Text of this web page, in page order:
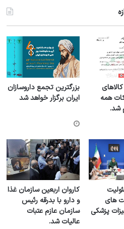
همه
شد.
بزرگترین تجمع داروسازان
ایران برگزار خواهد شد
های
پزشکی
کاروان اربعین سازمان غذا
و دارو با بدرقه رئیس
سازمان عازم عتبات
عالیات شد.